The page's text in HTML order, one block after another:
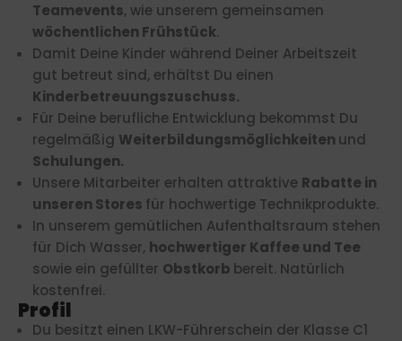
Teamevents, wie unserem gemeinsamen
wöchentlichen Frühstück.
Damit Deine Kinder während Deiner Arbeitszeit
gut betreut sind, erhältst Du einen
Kinderbetreuungszuschuss.
Für Deine berufliche Entwicklung bekommst Du
regelmäßig Weiterbildungsmöglichkeiten und
Schulungen.
Unsere Mitarbeiter erhalten attraktive Rabatte in
unseren Stores für hochwertige Technikprodukte.
In unserem gemütlichen Aufenthaltsraum stehen
für Dich Wasser, hochwertiger Kaffee und Tee
sowie ein gefüllter Obstkorb bereit. Natürlich
kostenfrei.
Profil
Du besitzt einen LKW-Führerschein der Klasse C1